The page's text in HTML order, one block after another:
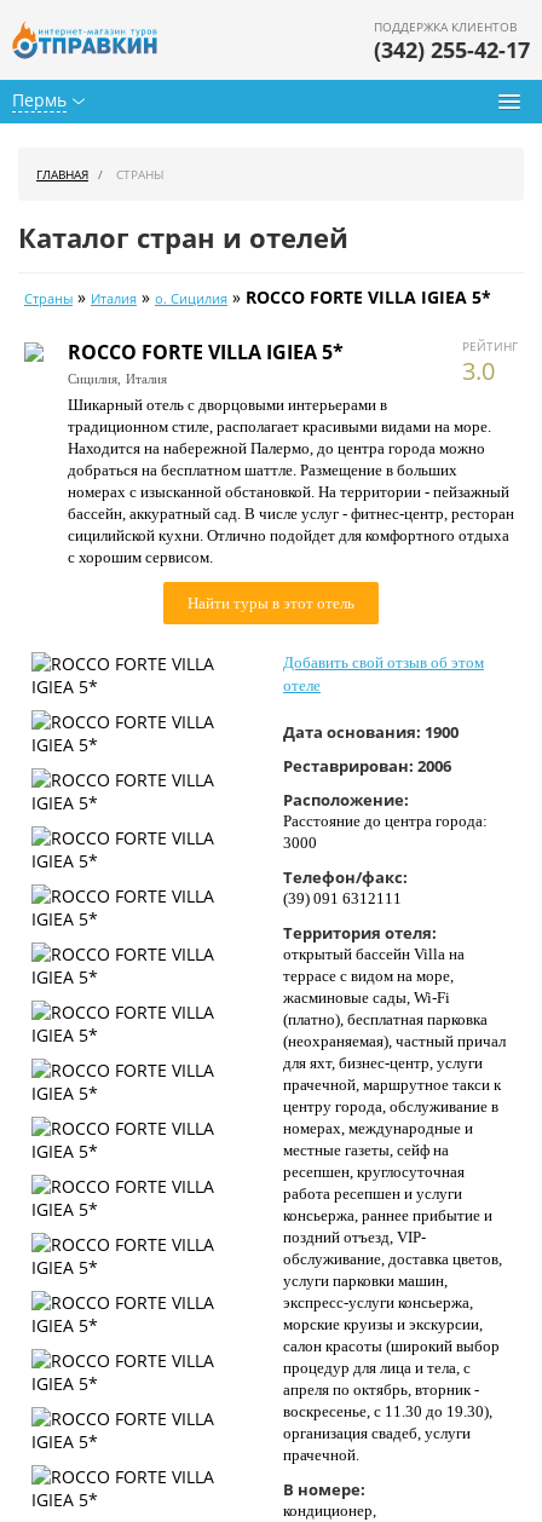
Пермь
ПОДДЕРЖКА КЛИЕНТОВ
(342) 255-42-17
Календарь туров
Цены дня
Страны
Как купить
О нас
Контакты
ГЛАВНАЯ СТРАНЫ
Каталог стран и отелей
Страны » Италия » о. Сицилия » ROCCO FORTE VILLA IGIEA 5*
РЕЙТИНГ
3.0
ROCCO FORTE VILLA IGIEA 5*
Сицилия, Италия
Шикарный отель с дворцовыми интерьерами в
традиционном стиле, располагает красивыми видами на море.
Находится на набережной Палермо, до центра города можно
добраться на бесплатном шаттле. Размещение в больших
номерах с изысканной обстановкой. На территории - пейзажный
бассейн, аккуратный сад. В числе услуг - фитнес-центр, ресторан
сицилийской кухни. Отлично подойдет для комфортного отдыха
с хорошим сервисом.
Найти туры в этот отель
Добавить свой отзыв об этом
отеле
Дата основания: 1900
Реставрирован: 2006
Расположение:
Расстояние до центра города:
3000
Телефон/факс:
(39) 091 6312111
Территория отеля:
открытый бассейн Villa на
террасе с видом на море,
жасминовые сады, Wi-Fi
(платно), бесплатная парковка
(неохраняемая), частный причал
для яхт, бизнес-центр, услуги
прачечной, маршрутное такси к
центру города, обслуживание в
номерах, международные и
местные газеты, сейф на
ресепшен, круглосуточная
работа ресепшен и услуги
консьержа, раннее прибытие и
поздний отъезд, VIP-
обслуживание, доставка цветов,
услуги парковки машин,
экспресс-услуги консьержа,
морские круизы и экскурсии,
салон красоты (широкий выбор
процедур для лица и тела, с
апреля по октябрь, вторник -
воскресенье, с 11.30 до 19.30),
организация свадеб, услуги
прачечной.
В номере:
кондиционер,